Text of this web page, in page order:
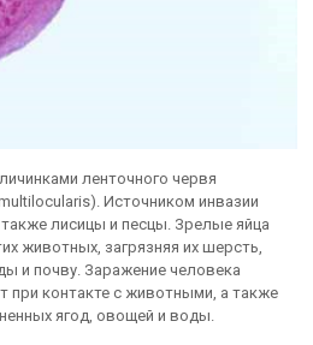
ленточного червя
Источником инвазии
лисицы и песцы. Зрелые яйца
животных, загрязняя их шерсть,
и почву. Заражение человека
при контакте с животными, а также
ягод, овощей и воды.